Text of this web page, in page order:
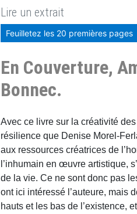
Lire un extrait
Feuilletez les 20 premières pages
En Couverture,
Bonnec.
Avec ce livre sur la créativité
résilience que Denise Morel-
aux ressources créatrices de
l’inhumain en œuvre artistique,
de la vie. Ce ne sont donc pas
ont ici intéressé l’auteure, mais
hauts et les bas de l’existence,